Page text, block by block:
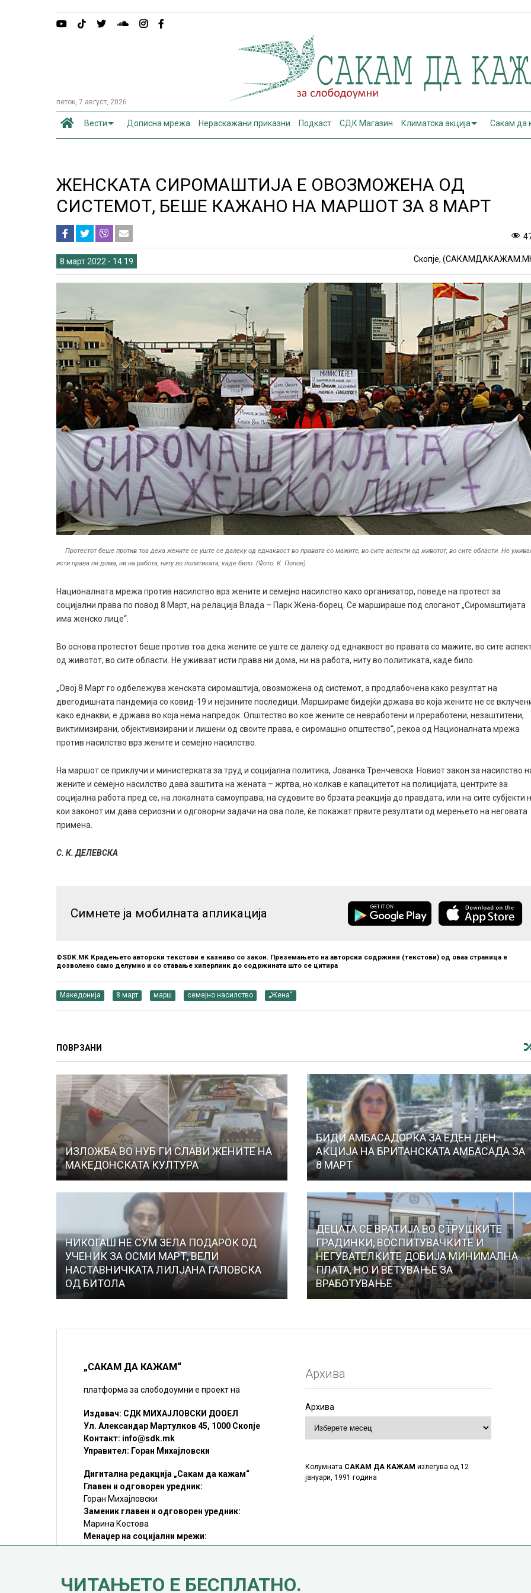
петок, 7 август, 2026
Вести Дописна мрежа Нераскажани приказни Подкаст СДК Магазин Климатска акција Сакам да
ЖЕНСКАТА СИРОМАШТИЈА Е ОВОЗМОЖЕНА ОД
СИСТЕМОТ, БЕШЕ КАЖАНО НА МАРШОТ ЗА 8 МАРТ
8 март 2022 - 14:19 Скопје,
Протестот беше против тоа дека жените се уште се далеку од еднаквост во правата со мажите, во сите аспекти од животот, во сите области. Не
исти права ни дома, ни на работа, ниту во политиката, каде било. (Фото: К. Попов)
Националната мрежа против насилство врз жените и семејно насилствокако организатор, поведе на протест за
социјални права по повод 8 Март, на релација Влада – Парк Жена-борец.Се маршираше под слоганот „Сиромаштијата
има женско лице“.
Во основа протестот беше против тоа дека жените се уште се далеку од еднаквост во правата со мажите, во сите
од животот, во сите области. Не уживаат исти права ни дома, ни на работа, ниту во политиката, каде било.
„Овој 8 Март го одбележува женската сиромаштија, овозможена од системот, а продлабочена како резултат на
двегодишната пандемија со ковид-19 и нејзините последици. Маршираме бидејќи држава во која жените не се
како еднакви, е држава во која нема напредок. Општество во кое жените се невработени и преработени, незаштитени,
виктимизирани, објективизирани и лишени од своите права, е сиромашно општество“,рекоа од Националната мрежа
против насилство врз жените и семејно насилство.
На маршот се приклучи и министерката за труд и социјална политика, Јованка Тренчевска. Новиот закон за насилство
жените и семејно насилство дава заштита на жената – жртва, но колкав е капацитетот на полицијата, центрите за
социјална работа пред се, на локалната самоуправа, на судовите во брзата реакција до правдата, или на сите субјекти
кои законот им дава сериозни и одговорни задачи на ова поле, ќе покажат првите резултати од мерењето на неговата
примена.
С. К. ДЕЛЕВСКА
Симнете ја мобилната апликација
©SDK.MK Крадењето авторски текстови е казниво со закон. Преземањето на авторски содржини (текстови) од оваа страница е
дозволено само делумно и со ставање хиперлинк до содржината што се цитира
Македонија 8 март марш семејно насилство „Жена“
ПОВРЗАНИ
ИЗЛОЖБА ВО НУБ ГИ СЛАВИ ЖЕНИТЕ НА
МАКЕДОНСКАТА КУЛТУРА
БИДИ АМБАСАДОРКА ЗА ЕДЕН ДЕН,
АКЦИЈА НА БРИТАНСКАТА АМБАСАДА ЗА
8 МАРТ
НИКОГАШ НЕ СУМ ЗЕЛА ПОДАРОК ОД
УЧЕНИК ЗА ОСМИ МАРТ, ВЕЛИ
НАСТАВНИЧКАТА ЛИЛЈАНА ГАЛОВСКА
ОД БИТОЛА
ДЕЦАТА СЕ ВРАТИЈА ВО СТРУШКИТЕ
ГРАДИНКИ, ВОСПИТУВАЧКИТЕ И
НЕГУВАТЕЛКИТЕ ДОБИЈА МИНИМАЛНА
ПЛАТА, НО И ВЕТУВАЊЕ ЗА
ВРАБОТУВАЊЕ
„САКАМ ДА КАЖАМ“
платформа за слободоумни е проект на
Издавач: СДК МИХАЈЛОВСКИ ДООЕЛ
Ул. Александар Мартулков 45, 1000 Скопје
Контакт: info@sdk.mk
Управител: Горан Михајловски
Дигитална редакција „Сакам да кажам“
Главен и одговорен уредник:
Горан Михајловски
Заменик главен и одговорен уредник:
Марина Костова
Менаџер на социјални мрежи:
Мирослав Илиоски
©SDK.MK Крадењето авторски текстови е казниво со закон.
Архива
Архива
Колумната САКАМ ДА КАЖАМ излегува од 12
јануари, 1991 година
ЧИТАЊЕТО Е БЕСПЛАТНО.